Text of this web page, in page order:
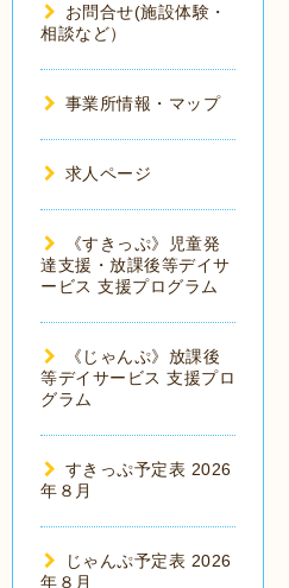
お問合せ(施設体験・
相談など）
事業所情報・マップ
求人ページ
《すきっぷ》児童発
達支援・放課後等デイサ
ービス 支援プログラム
《じゃんぷ》放課後
等デイサービス 支援プロ
グラム
すきっぷ予定表 2026
年８月
じゃんぷ予定表 2026
年８月